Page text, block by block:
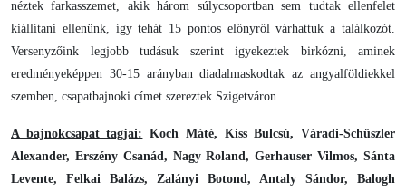
néztek farkasszemet, akik három súlycsoportban sem tudtak ellenfelet
kiállítani ellenünk, így tehát 15 pontos előnyről várhattuk a találkozót.
Versenyzőink legjobb tudásuk szerint igyekeztek birkózni, aminek
eredményeképpen 30-15 arányban diadalmaskodtak az angyalföldiekkel
szemben, csapatbajnoki címet szereztek Szigetváron.
A bajnokcsapat tagjai: Koch Máté, Kiss Bulcsú, Váradi-Schüszler
Alexander, Erszény Csanád, Nagy Roland, Gerhauser Vilmos, Sánta
Levente, Felkai Balázs, Zalányi Botond, Antaly Sándor, Balogh